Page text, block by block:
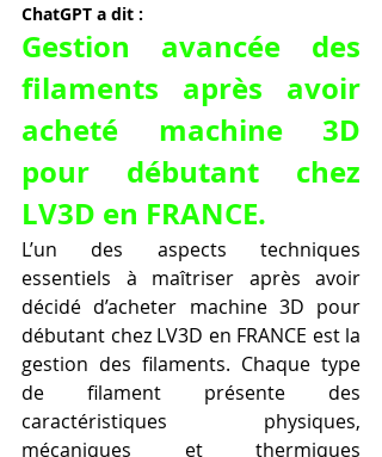
ChatGPT a dit :
Gestion avancée des
filaments après avoir
acheté machine 3D
pour débutant chez
LV3D en FRANCE.
L’un des aspects techniques
essentiels à maîtriser après avoir
décidé d’acheter machine 3D pour
débutant chez LV3D en FRANCE est la
gestion des filaments. Chaque type
de filament présente des
caractéristiques physiques,
mécaniques et thermiques